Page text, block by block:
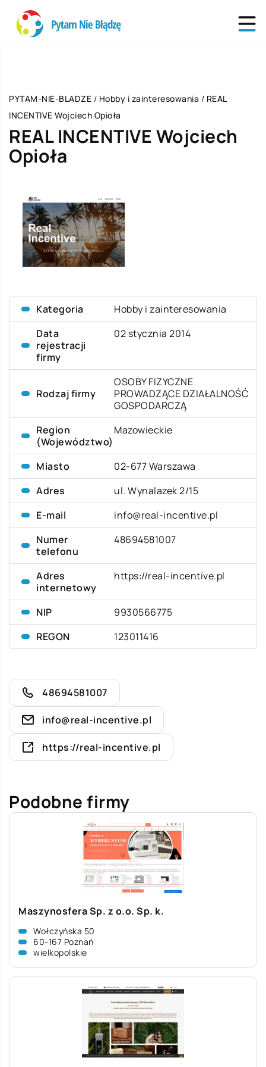
PYTAM-NIE-BLADZE / Hobby i zainteresowania / REAL
INCENTIVE Wojciech Opioła
REAL INCENTIVE Wojciech
Opioła
Kategoria
Hobby i zainteresowania
Data
rejestracji
firmy
02 stycznia 2014
Rodzaj firmy
OSOBY FIZYCZNE
PROWADZĄCE DZIAŁALNOŚĆ
GOSPODARCZĄ
Region
(Województwo)
Mazowieckie
Miasto
02-677 Warszawa
Adres
ul. Wynalazek 2/15
E-mail
info@real-incentive.pl
Numer
telefonu
48694581007
Adres
internetowy
https://real-incentive.pl
NIP
9930566775
REGON
123011416
48694581007
info@real-incentive.pl
https://real-incentive.pl
Podobne firmy
Maszynosfera Sp. z o.o. Sp. k.
Wołczyńska 50
60-167 Poznań
wielkopolskie